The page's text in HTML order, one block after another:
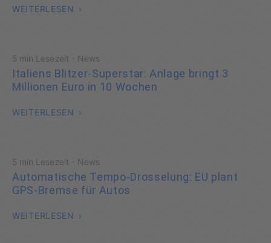
WEITERLESEN
5 min Lesezeit · News
Italiens Blitzer-Superstar: Anlage bringt 3
Millionen Euro in 10 Wochen
WEITERLESEN
5 min Lesezeit · News
Automatische Tempo-Drosselung: EU plant
GPS-Bremse für Autos
WEITERLESEN